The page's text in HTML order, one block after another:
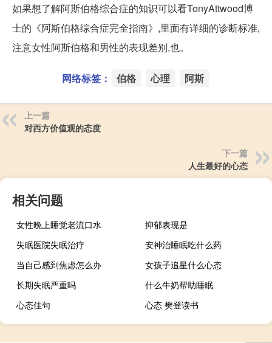
如果想了解阿斯伯格综合症的知识可以看TonyAttwood博
士的《阿斯伯格综合症完全指南》,里面有详细的诊断标准,
注意女性阿斯伯格和男性的表现差别,也。
网络标签： 伯格 心理 阿斯
上一篇
对西方价值观的态度
下一篇
人生最好的心态
相关问题
女性晚上睡觉老流口水
抑郁表现是
失眠医院失眠治疗
安神治睡眠吃什么药
当自己感到焦虑怎么办
女孩子追星什么心态
长期失眠严重吗
什么牛奶帮助睡眠
心态佳句
心态 樊登读书